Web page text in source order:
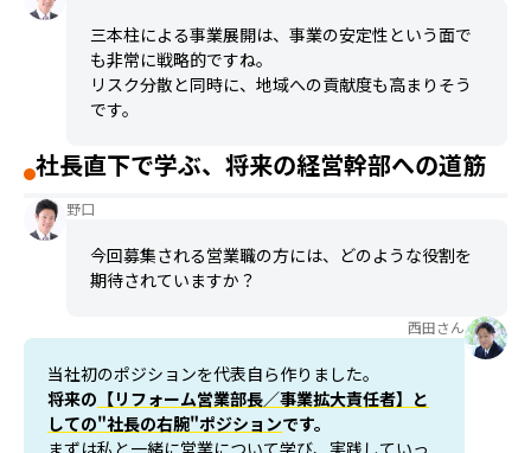
三本柱による事業展開は、事業の安定性という面で
も非常に戦略的ですね。
リスク分散と同時に、地域への貢献度も高まりそう
です。
社長直下で学ぶ、将来の経営幹部への道筋
野口
今回募集される営業職の方には、どのような役割を
期待されていますか？
西田さん
当社初のポジションを代表自ら作りました。
将来の 【リフォーム営業部長／事業拡大責任者】と
しての"社長の右腕"ポジションです。